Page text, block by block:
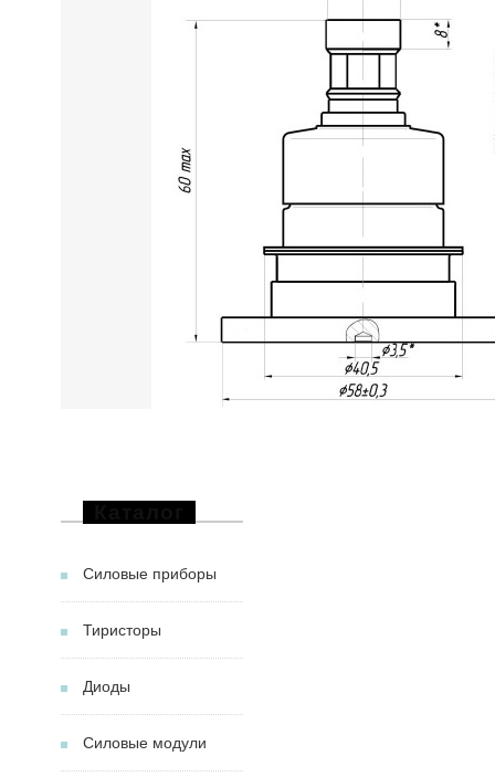
Силовые приборы
Тиристоры
Диоды
Силовые модули